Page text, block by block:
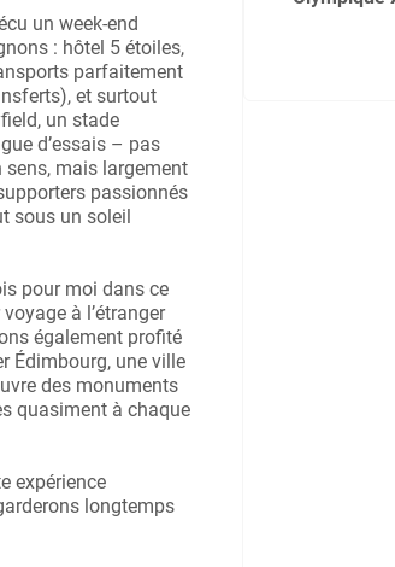
un week-end
: hôtel 5 étoiles,
parfaitement
et surtout
un stade
d’essais – pas
mais largement
passionnés
sous un soleil
pour moi dans ce
à l’étranger
également profité
Édimbourg, une ville
des monuments
quasiment à chaque
expérience
longtemps